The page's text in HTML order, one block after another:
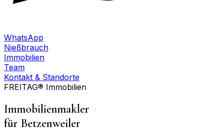
WhatsApp
Nießbrauch
Immobilien
Team
Kontakt & Standorte
FREITAG® Immobilien
Immobilienmakler
für Betzenweiler